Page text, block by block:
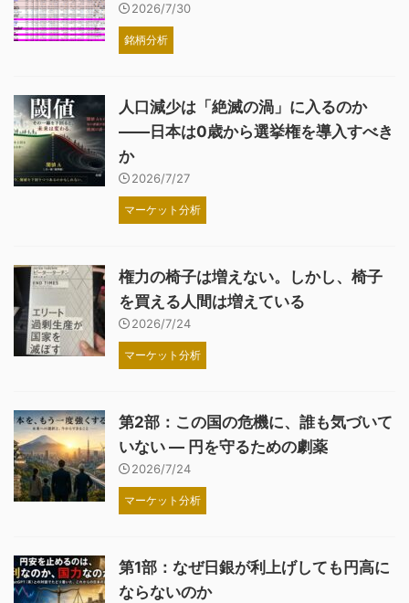
2026/7/30
銘柄分析
人口減少は「絶滅の渦」に入るのか
――日本は0歳から選挙権を導入すべき
か
2026/7/27
マーケット分析
権力の椅子は増えない。しかし、椅子
を買える人間は増えている
2026/7/24
マーケット分析
第2部：この国の危機に、誰も気づいて
いない ― 円を守るための劇薬
2026/7/24
マーケット分析
第1部：なぜ日銀が利上げしても円高に
ならないのか